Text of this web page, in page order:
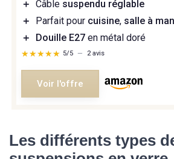
＋ Câble suspendu réglable
＋
Parfait pour cuisine, salle à
＋
Douille E27 en métal doré
★★★★★
★★★★★ 5/5 — 2 avis
Voir l'offre
Les différents types